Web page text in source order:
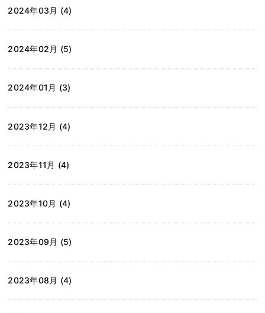
2024年03月 (4)
2024年02月 (5)
2024年01月 (3)
2023年12月 (4)
2023年11月 (4)
2023年10月 (4)
2023年09月 (5)
2023年08月 (4)